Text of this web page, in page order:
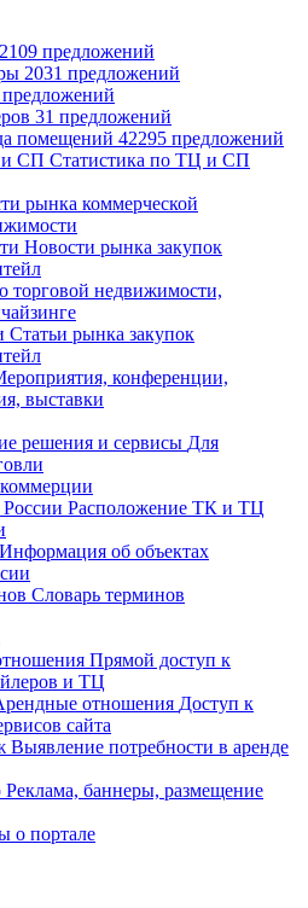
2109 предложений
2031 предложений
31 предложений
помещений 42295 предложений
и СП Статистика по ТЦ и СП
рынка коммерческой
Новости рынка закупок
торговой недвижимости,
Статьи рынка закупок
конференции,
выставки
решения и сервисы Для
Расположение ТК и ТЦ
Информация об объектах
Словарь терминов
Прямой доступ к
и ТЦ
отношения Доступ к
сайта
Выявление потребности в аренде
Реклама, баннеры, размещение
о портале